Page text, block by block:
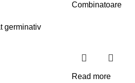
Combinatoare
Read more